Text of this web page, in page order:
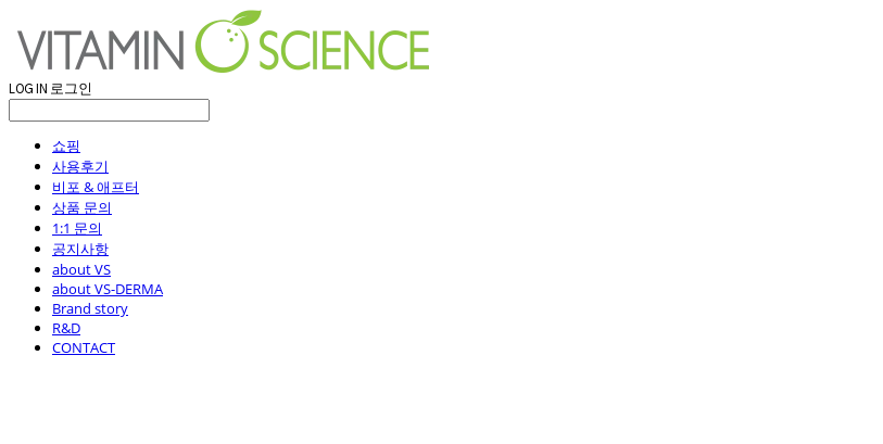
LOG IN 로그인
쇼핑
사용후기
비포 & 애프터
상품 문의
1:1 문의
공지사항
about VS
about VS-DERMA
Brand story
R&D
CONTACT